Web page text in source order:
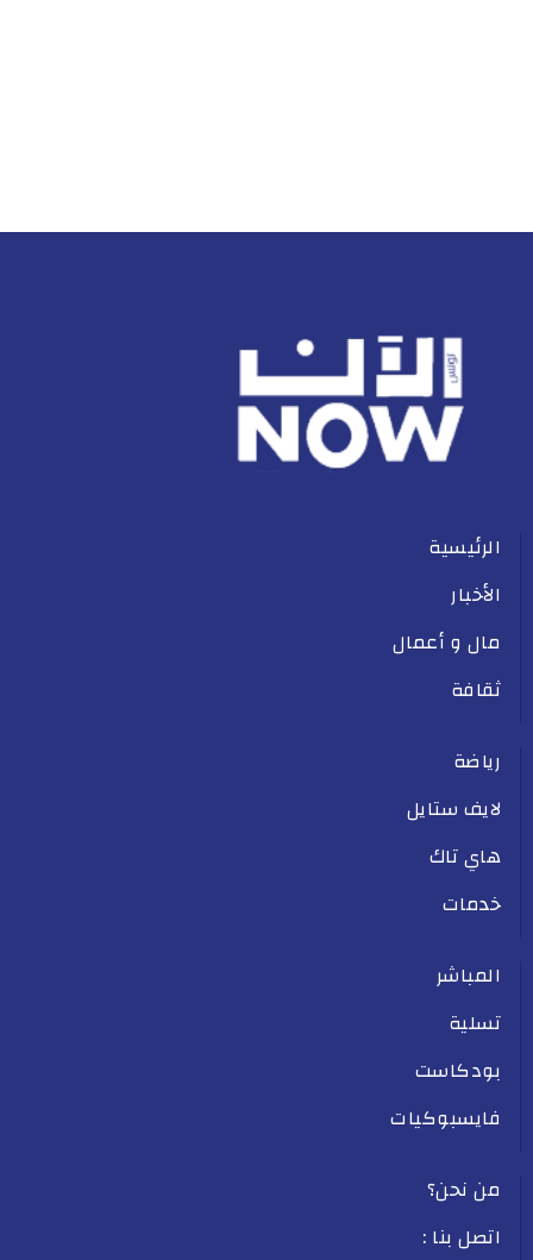
الرئيسية
الأخبار
مال و أعمال
ثقافة
رياضة
لايف ستايل
هاي تاك
خدمات
المباشر
تسلية
بودكاست
فايسبوكيات
من نحن؟
اتصل بنا :